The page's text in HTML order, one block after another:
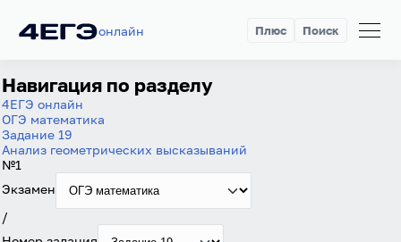
онлайн Плюс Поиск
Навигация по разделу
4ЕГЭ онлайн
ОГЭ математика
Задание 19
Анализ геометрических высказываний
№1
Экзамен
/